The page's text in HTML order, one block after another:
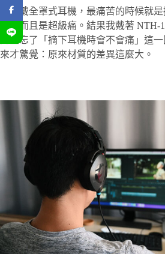
通常戴全罩式耳機，最痛苦的時候就
間，而且是超級痛。結果我戴著 NTH-
完全忘了「摘下耳機時會不會痛」這
來才驚覺：原來材質的差異這麼大。